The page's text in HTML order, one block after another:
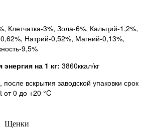
Клетчатка-3%, Зола-6%, Кальций-1,2%,
Натрий-0,52%, Магний-0,13%,
9,5%
на 1 кг: 3860ккал/кг
после вскрытия заводской упаковки срок
от 0 до +20 °C
Щенки